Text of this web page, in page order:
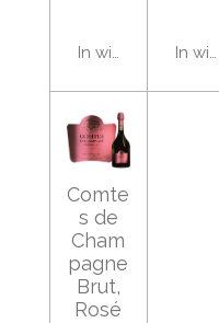
In winkelwagen
In
Comte
s de
Cham
pagne
Brut,
Rosé